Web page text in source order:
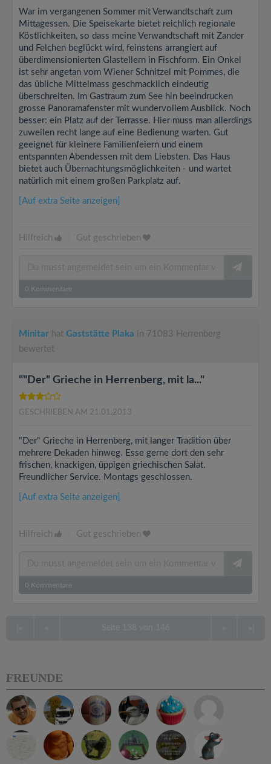
War im vergangenen Sommer mit Verwandtschaft zum
Mittagessen. Die Speisekarte bietet reichlich regionale
Köstlichkeiten, so dass meine Verwandtschaft mit Zander
und Felchen beglückt wird, feinstens arrangiert auf
überdimensionierten Glastellern in Fischform. Ein Onkel
ist sehr angetan vom Wiener Schnitzel mit Pommes, die
das übliche Mittelmass geschmacklich eindeutig
überschreiten. Im Gastraum zum See hin beeindrucken
grosse Panoramafenster mit wundervollem Ausblick. Noch
besser: ein Platz auf der Terrasse. Hier muss man allerdings
zuweilen recht lange auf eine Bedienung warten. Gut
geeignet für kleinere Familienfeiern und einem
entspannten Abendessen mit dem Liebsten. Das Haus
bietet auch Übernachtungsmöglichkeiten - und wartet
natürlich mit einem großen Parkplatz auf.
[Auf extra Seite anzeigen]
Hilfreich Gut geschrieben
0 Kommentare
Minitar hat Gaststätte Plaka in 71083 Herrenberg
bewertet
""Der" Grieche in Herrenberg, mit la..."
GESCHRIEBEN AM 21.01.2013
"Der" Grieche in Herrenberg, mit langer Tradition über
mehrere Dekaden hinweg. Esse gerne dort den sehr
frischen, knackigen, üppigen griechischen Salat.
Freundlicher Service. Montags geschlossen.
[Auf extra Seite anzeigen]
Hilfreich Gut geschrieben
0 Kommentare
FREUNDE